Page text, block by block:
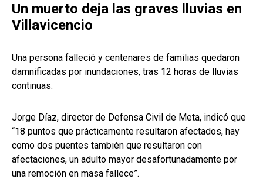
Un muerto deja las graves lluvias en
Villavicencio
Una persona falleció y centenares de familias quedaron
damnificadas por inundaciones, tras 12 horas de lluvias
continuas.
Jorge Díaz, director de Defensa Civil de Meta, indicó que
“18 puntos que prácticamente resultaron afectados, hay
como dos puentes también que resultaron con
afectaciones, un adulto mayor desafortunadamente por
una remoción en masa fallece”.